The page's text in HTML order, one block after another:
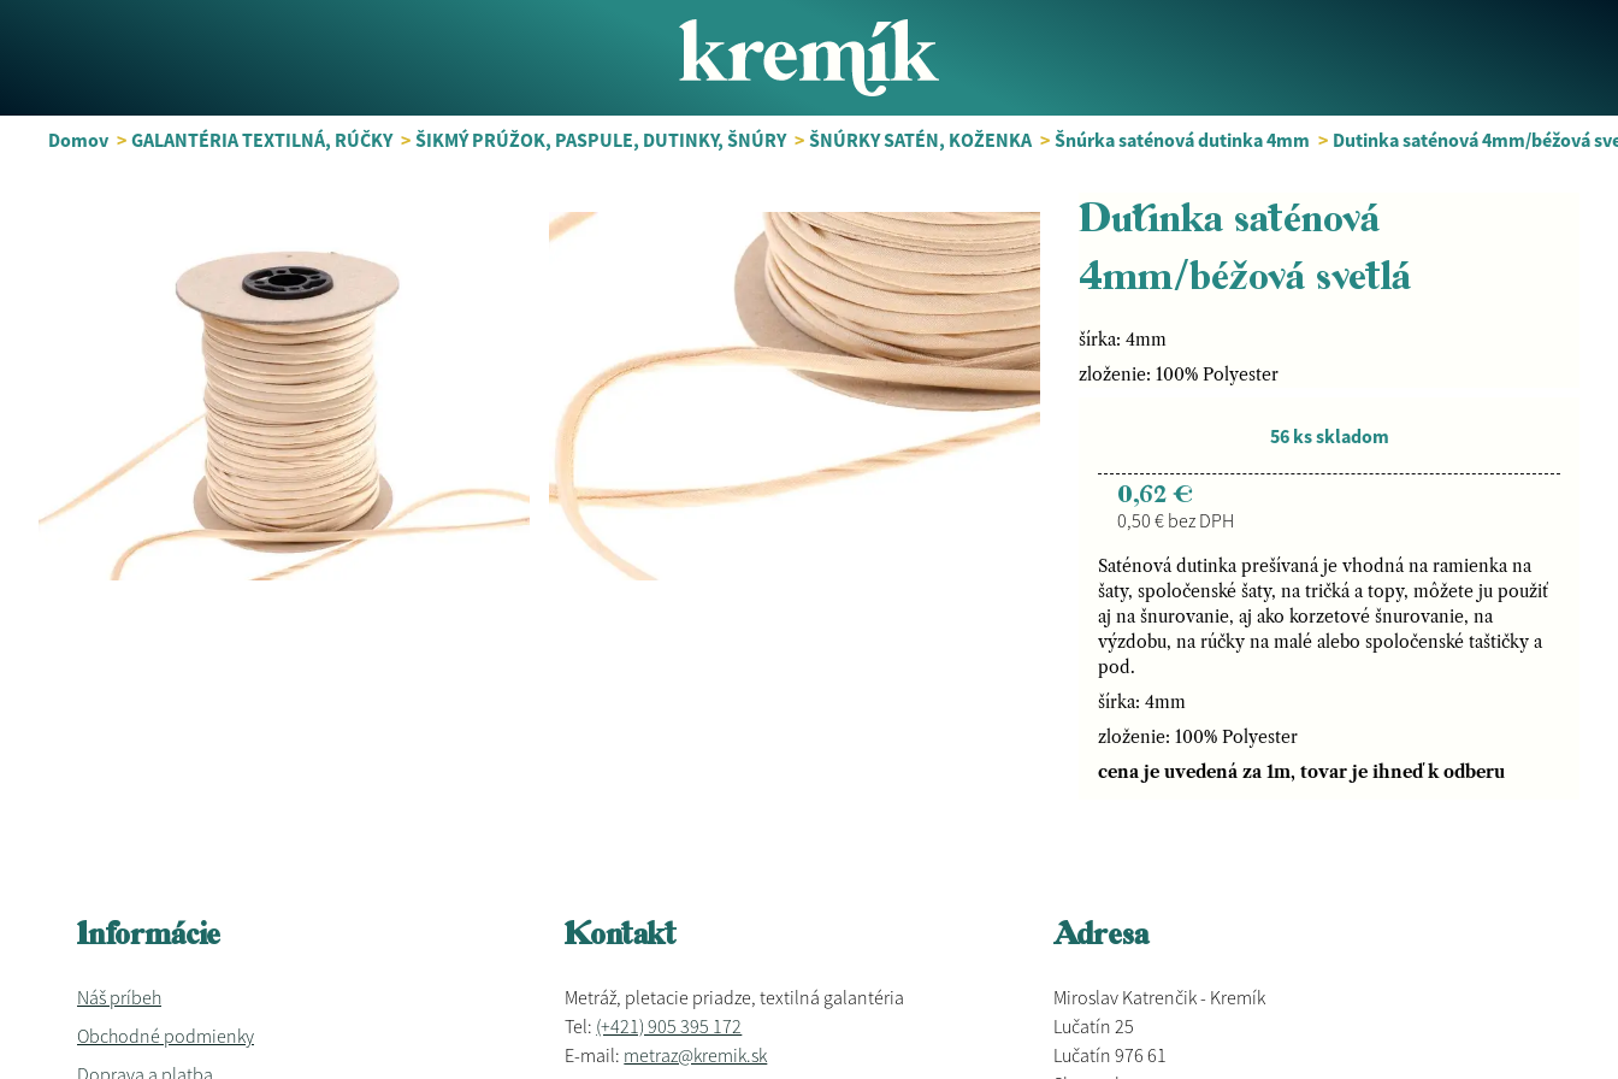
Domov > GALANTÉRIA TEXTILNÁ, RÚČKY > ŠIKMÝ PRÚŽOK, PASPULE, DUTINKY, ŠNÚRY > ŠNÚRKY SATÉN, KOŽENKA > Šnúrka saténová dutinka 4mm > Dutinka saténová 4mm/béžová
Dutinka saténová
4mm/béžová svetlá
šírka: 4mm
zloženie: 100% Polyester
56 ks skladom
0,62 €
0,50 € bez DPH
Saténová dutinka prešívaná je vhodná na ramienka na
šaty, spoločenské šaty, na tričká a topy, môžete ju použiť
aj na šnurovanie, aj ako korzetové šnurovanie, na
výzdobu, na rúčky na malé alebo spoločenské taštičky a
pod.
šírka: 4mm
zloženie: 100% Polyester
cena je uvedená za 1m, tovar je ihneď k odberu
Informácie
Náš príbeh
Obchodné podmienky
Doprava a platba
Kontakt
Metráž, pletacie priadze, textilná galantéria
Tel: (+421) 905 395 172
E-mail: metraz@kremik.sk
Adresa
Miroslav Katrenčik - Kremík
Lučatín 25
Lučatín 976 61